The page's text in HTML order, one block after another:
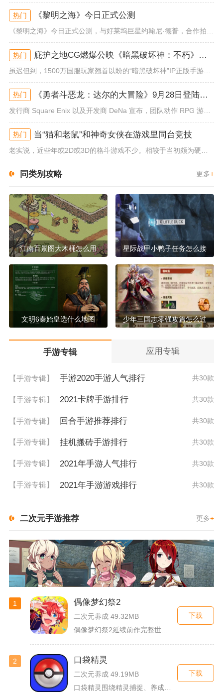
热门 《黎明之海》今日正式公测
《黎明之海》今日正式公测，与好莱坞巨星约翰尼·德普，合作拍摄的宣传短片《冒险者的游戏》同步上线！沉浸式环球之旅 打造属于...
热门 庇护之地CG燃爆公映《暗黑破坏神：不朽》今日全平台上线
虽迟但到，1500万国服玩家翘首以盼的“暗黑破坏神”IP正版手游《暗黑破坏神：不朽》已于今日全平台上线！动作RPG王者再...
热门 《勇者斗恶龙：达尔的大冒险》9月28日登陆苹果谷歌应用商店
发行商 Square Enix 以及开发商 DeNa 宣布，团队动作 RPG 游戏《勇者斗恶龙：达尔的大冒险 魂之绊》将...
热门 当“猫和老鼠”和神奇女侠在游戏里同台竞技
同类别攻略 更多+
江南百景图大木桶怎么用 星际战甲小鸭子任务怎么接
文明6秦始皇选什么地图 少年三国志零强攻篇怎么过
手游专辑 应用专辑
【手游专辑】 手游2020手游人气排行 共30款
【手游专辑】 2021卡牌手游排行 共30款
【手游专辑】 回合手游推荐排行 共30款
【手游专辑】 挂机搬砖手游排行 共30款
【手游专辑】 2021年手游人气排行 共30款
【手游专辑】 2021年手游游戏排行 共30款
二次元手游推荐 更多+
1 偶像梦幻祭2
二次元养成 49.32MB
下载
2 口袋精灵
二次元养成 49.19MB
下载